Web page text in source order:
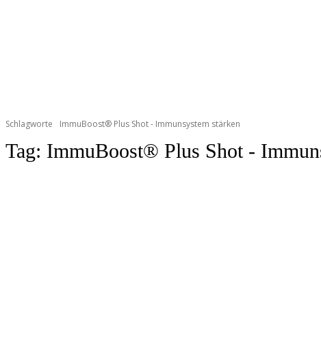
Schlagworte ImmuBoost® Plus Shot - Immunsystem stärken
Tag: ImmuBoost® Plus Shot -